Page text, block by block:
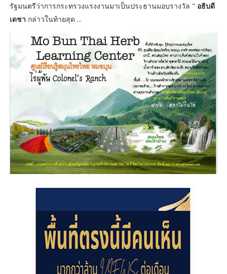
รัฐมนตรีว่าการกระทรวงแรงงานมาเป็นประธานมอบรางวัล " อธิบดี
เดชา กล่าวในท้ายสุด ...